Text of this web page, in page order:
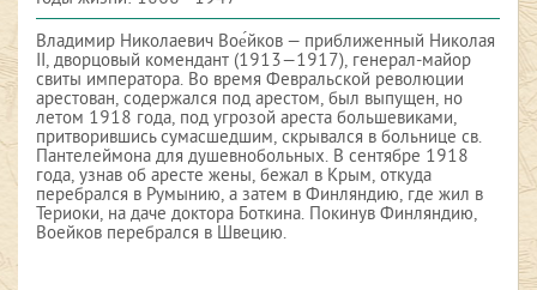
Владимир Николаевич Вое́йков — приближенный Николая
II, дворцовый комендант (1913—1917), генерал-майор
свиты императора. Во время Февральской революции
арестован, содержался под арестом, был выпущен, но
летом 1918 года, под угрозой ареста большевиками,
притворившись сумасшедшим, скрывался в больнице св.
Пантелеймона для душевнобольных. В сентябре 1918
года, узнав об аресте жены, бежал в Крым, откуда
перебрался в Румынию, а затем в Финляндию, где жил в
Териоки, на даче доктора Боткина. Покинув Финляндию,
Воейков перебрался в Швецию.